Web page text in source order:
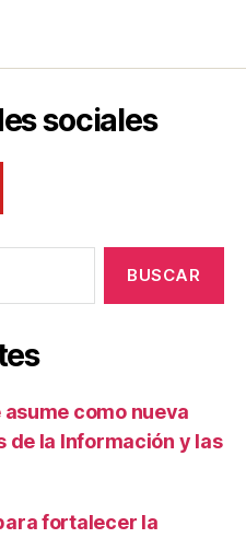
sociales
como nueva
de la Información y las
fortalecer la